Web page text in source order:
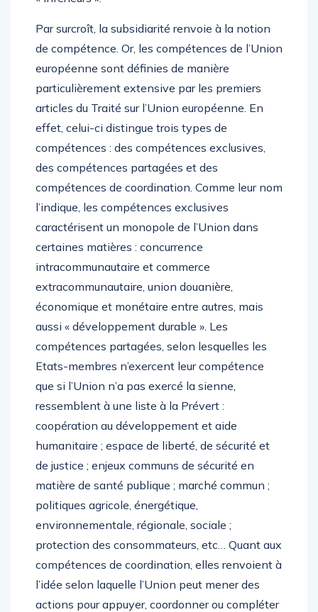
Par surcroît, la subsidiarité renvoie à la notion
de compétence. Or, les compétences de l’Union
européenne sont définies de manière
particulièrement extensive par les premiers
articles du Traité sur l’Union européenne. En
effet, celui-ci distingue trois types de
compétences : des compétences exclusives,
des compétences partagées et des
compétences de coordination. Comme leur nom
l’indique, les compétences exclusives
caractérisent un monopole de l’Union dans
certaines matières : concurrence
intracommunautaire et commerce
extracommunautaire, union douanière,
économique et monétaire entre autres, mais
aussi « développement durable ». Les
compétences partagées, selon lesquelles les
Etats-membres n’exercent leur compétence
que si l’Union n’a pas exercé la sienne,
ressemblent à une liste à la Prévert :
coopération au développement et aide
humanitaire ; espace de liberté, de sécurité et
de justice ; enjeux communs de sécurité en
matière de santé publique ; marché commun ;
politiques agricole, énergétique,
environnementale, régionale, sociale ;
protection des consommateurs, etc… Quant aux
compétences de coordination, elles renvoient à
l’idée selon laquelle l’Union peut mener des
actions pour appuyer, coordonner ou compléter